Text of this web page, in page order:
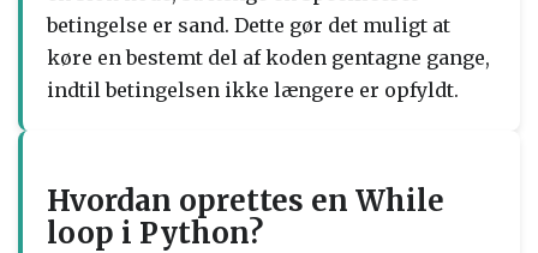
betingelse er sand. Dette gør det muligt at
køre en bestemt del af koden gentagne gange,
indtil betingelsen ikke længere er opfyldt.
Hvordan oprettes en While
loop i Python?